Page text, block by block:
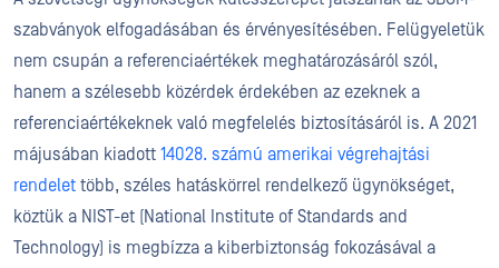
szabványok elfogadásában és érvényesítésében. Felügyeletük
nem csupán a referenciaértékek meghatározásáról szól,
hanem a szélesebb közérdek érdekében az ezeknek a
referenciaértékeknek való megfelelés biztosításáról is. A 2021
májusában kiadott 14028. számú amerikai végrehajtási
rendelet több, széles hatáskörrel rendelkező ügynökséget,
köztük a NIST-et (National Institute of Standards and
Technology) is megbízza a kiberbiztonság fokozásával a